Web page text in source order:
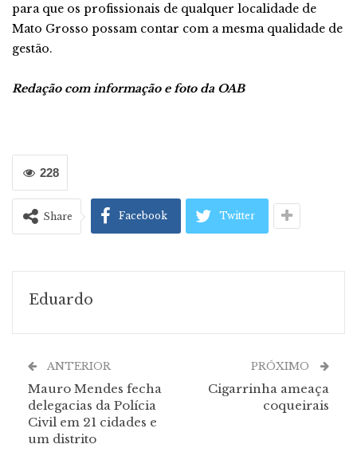
para que os profissionais de qualquer localidade de
Mato Grosso possam contar com a mesma qualidade de
gestão.
Redação com informação e foto da OAB
228
Share Facebook Twitter
Eduardo
ANTERIOR
Mauro Mendes fecha
delegacias da Polícia
Civil em 21 cidades e
um distrito
PRÓXIMO
Cigarrinha ameaça
coqueirais